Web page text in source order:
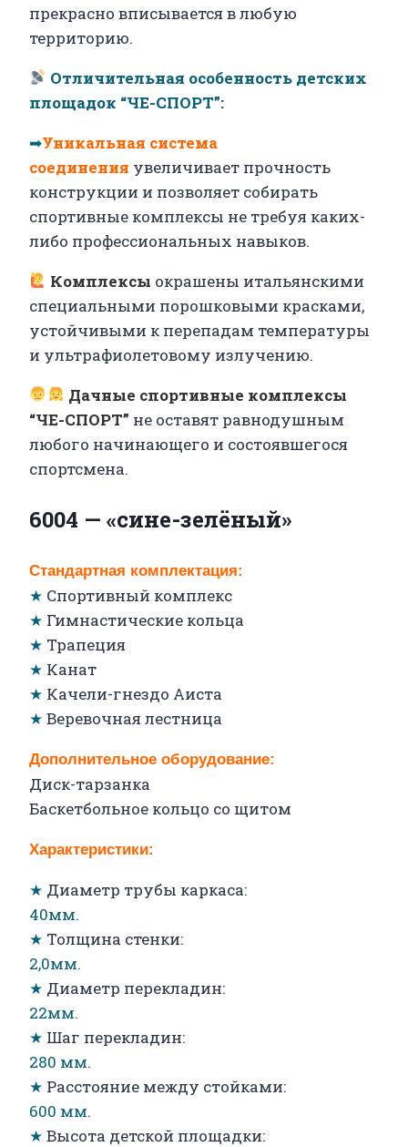
прекрасно вписывается в любую
территорию.
Отличительная особенность детских
площадок “ЧЕ-СПОРТ”:
➡Уникальная система
соединения увеличивает прочность
конструкции и позволяет собирать
спортивные комплексы не требуя каких-
либо профессиональных навыков.
Комплексы окрашены итальянскими
специальными порошковыми красками,
устойчивыми к перепадам температуры
и ультрафиолетовому излучению.
Дачные спортивные комплексы
“ЧЕ-СПОРТ” не оставят равнодушным
любого начинающего и состоявшегося
спортсмена.
6004 — «сине-зелёный»
Стандартная комплектация:
★ Спортивный комплекс
★ Гимнастические кольца
★ Трапеция
★ Канат
★ Качели-гнездо Аиста
★ Веревочная лестница
Дополнительное оборудование:
Диск-тарзанка
Баскетбольное кольцо со щитом
Характеристики:
★ Диаметр трубы каркаса:
40мм.
★ Толщина стенки:
2,0мм.
★ Диаметр перекладин:
22мм.
★ Шаг перекладин:
280 мм.
★ Расстояние между стойками:
600 мм.
★ Высота детской площадки: